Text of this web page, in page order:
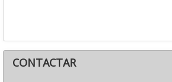
CONTACTAR